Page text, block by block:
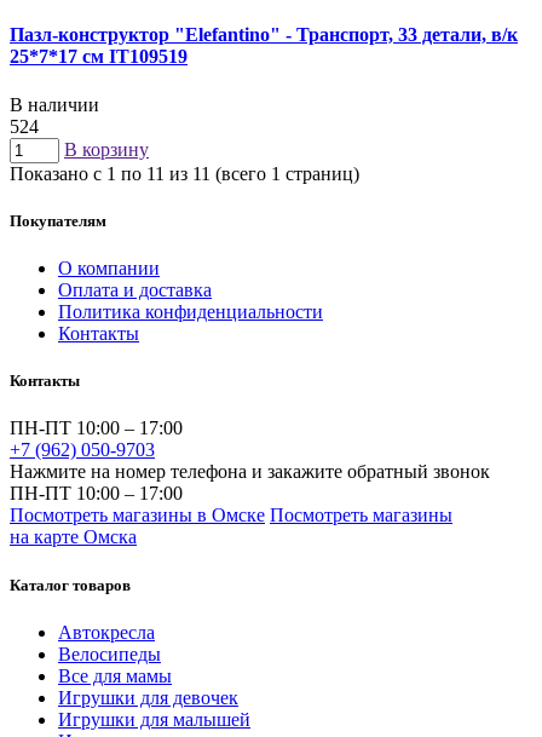
Пазл-конструктор "Elefantino" - Транспорт, 33 детали, в/к
25*7*17 см IT109519
В наличии
524
В корзину
Показано с 1 по 11 из 11 (всего 1 страниц)
Покупателям
О компании
Оплата и доставка
Политика конфиденциальности
Контакты
Контакты
ПН-ПТ 10:00 – 17:00
+7 (962) 050-9703
Нажмите на номер телефона и закажите обратный звонок
ПН-ПТ 10:00 – 17:00
Посмотреть магазины в Омске Посмотреть магазины
на карте Омска
Каталог товаров
Автокресла
Велосипеды
Все для мамы
Игрушки для девочек
Игрушки для малышей